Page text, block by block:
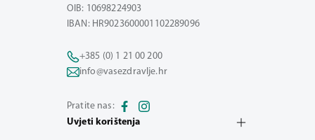
OIB: 10698224903
IBAN: HR9023600001102289096
+385 (0) 1 21 00 200
info@vasezdravlje.hr
Pratite nas:
Uvjeti korištenja